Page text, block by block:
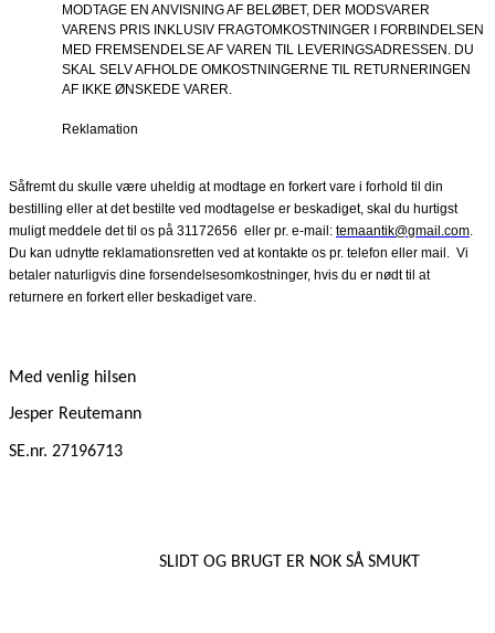
MODTAGE EN ANVISNING AF BELØBET, DER MODSVARER
VARENS PRIS INKLUSIV FRAGTOMKOSTNINGER I FORBINDELSEN
MED FREMSENDELSE AF VAREN TIL LEVERINGSADRESSEN. DU
SKAL SELV AFHOLDE OMKOSTNINGERNE TIL RETURNERINGEN
AF IKKE ØNSKEDE VARER.
Reklamation
Såfremt du skulle være uheldig at modtage en forkert vare i forhold til din
bestilling eller at det bestilte ved modtagelse er beskadiget, skal du hurtigst
muligt meddele det til os på 31172656 eller pr. e-mail: temaantik@gmail.com
Du kan udnytte reklamationsretten ved at kontakte os pr. telefon eller mail.
Vi
betaler naturligvis dine forsendelsesomkostninger, hvis du er nødt til at
returnere en forkert eller beskadiget vare.
Med venlig hilsen
Jesper Reutemann
SE.nr. 27196713
SLIDT OG BRUGT ER NOK SÅ SMUKT